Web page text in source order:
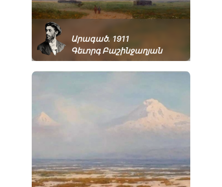
Արագած․ 1911
Գեւորգ Բաշինջաղյան